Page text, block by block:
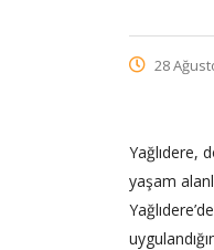
28
Yağlıdere,
yaşam